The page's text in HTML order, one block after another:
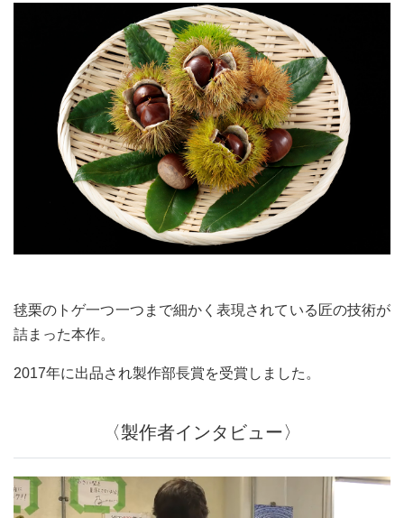
毬栗のトゲ一つ一つまで細かく表現されている匠の技術が
詰まった本作。
2017年に出品され製作部長賞を受賞しました。
〈製作者インタビュー〉